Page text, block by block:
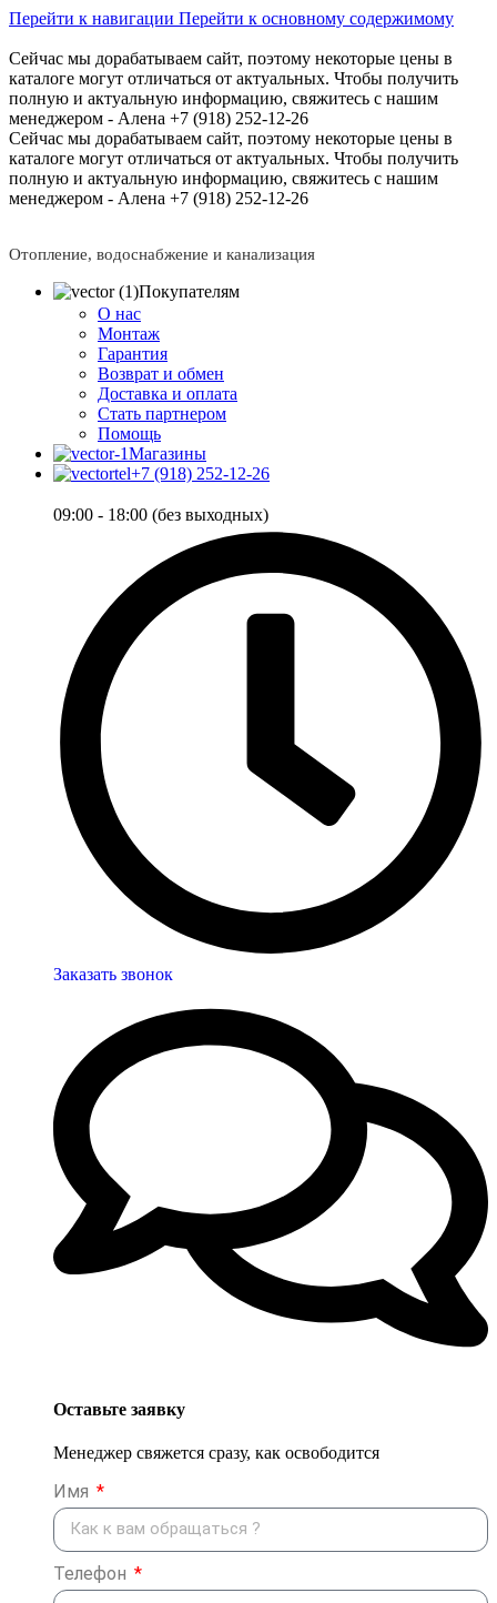
Перейти к навигации Перейти к основному содержимому
Сейчас мы дорабатываем сайт, поэтому некоторые цены в
каталоге могут отличаться от актуальных. Чтобы получить
полную и актуальную информацию, свяжитесь с нашим
менеджером - Алена +7 (918) 252-12-26
Сейчас мы дорабатываем сайт, поэтому некоторые цены в
каталоге могут отличаться от актуальных. Чтобы получить
полную и актуальную информацию, свяжитесь с нашим
менеджером - Алена +7 (918) 252-12-26
Отопление, водоснабжение и канализация
Покупателям
О нас
Монтаж
Гарантия
Возврат и обмен
Доставка и оплата
Стать партнером
Помощь
Магазины
+7 (918) 252-12-26
09:00 - 18:00 (без выходных)
Заказать звонок
Оставьте заявку
Менеджер свяжется сразу, как освободится
Имя
Телефон